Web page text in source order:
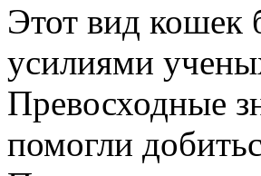
Этот вид кошек
усилиями
Превосходные
помогли